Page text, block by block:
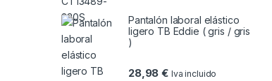
Pantalón laboral elástico
ligero TB Eddie ( gris / gris
)
28,98€ Iva incluido